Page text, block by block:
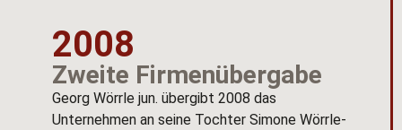
2008
Zweite Firmenübergabe
Georg Wörrle jun. übergibt 2008 das
Unternehmen an seine Tochter Simone Wörrle-